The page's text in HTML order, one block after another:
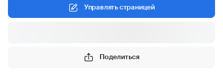
Управлять страницей
Поделиться